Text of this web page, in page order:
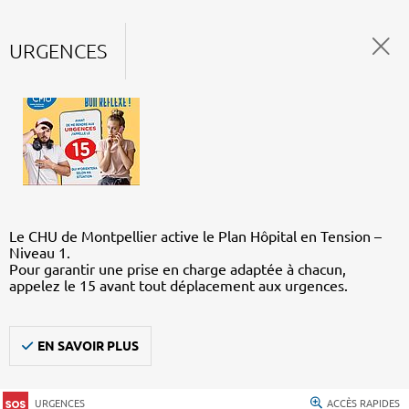
URGENCES
Le CHU de Montpellier active le Plan Hôpital en Tension –
Niveau 1.
Pour garantir une prise en charge adaptée à chacun,
appelez le 15 avant tout déplacement aux urgences.
EN SAVOIR PLUS
URGENCES ACCÈS RAPIDES